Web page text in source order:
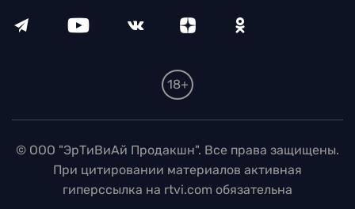
18+
© ООО "ЭрТиВиАй Продакшн". Все права защищены.
При цитировании материалов активная
гиперссылка на rtvi.com обязательна